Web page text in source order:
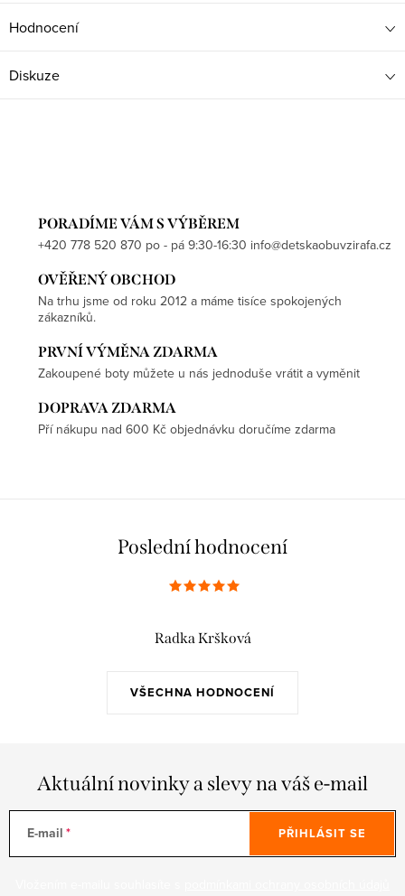
Hodnocení
Diskuze
PORADÍME VÁM S VÝBĚREM
+420 778 520 870 po - pá 9:30-16:30 info@detskaobuvzirafa.cz
OVĚŘENÝ OBCHOD
Na trhu jsme od roku 2012 a máme tisíce spokojených
zákazníků.
PRVNÍ VÝMĚNA ZDARMA
Zakoupené boty můžete u nás jednoduše vrátit a vyměnit
DOPRAVA ZDARMA
Pří nákupu nad 600 Kč objednávku doručíme zdarma
Poslední hodnocení
VŠECHNA HODNOCENÍ
Radka Kršková
Aktuální novinky a slevy na váš e-mail
E-mail PŘIHLÁSIT SE